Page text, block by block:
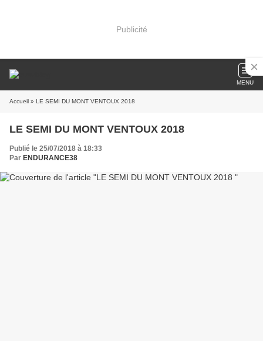
Publicité
MENU
Accueil » LE SEMI DU MONT VENTOUX 2018
LE SEMI DU MONT VENTOUX 2018
Publié le 25/07/2018 à 18:33
Par ENDURANCE38